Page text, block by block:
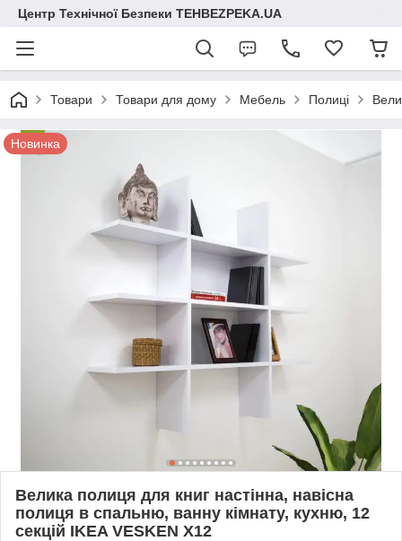
Центр Технічної Безпеки TEHBEZPEKA.UA
Товари Товари для дому Мебель Полиці
Новинка
Велика полиця для книг настінна, навісна
полиця в спальню, ванну кімнату, кухню, 12
секцій IKEA VESKEN Х12